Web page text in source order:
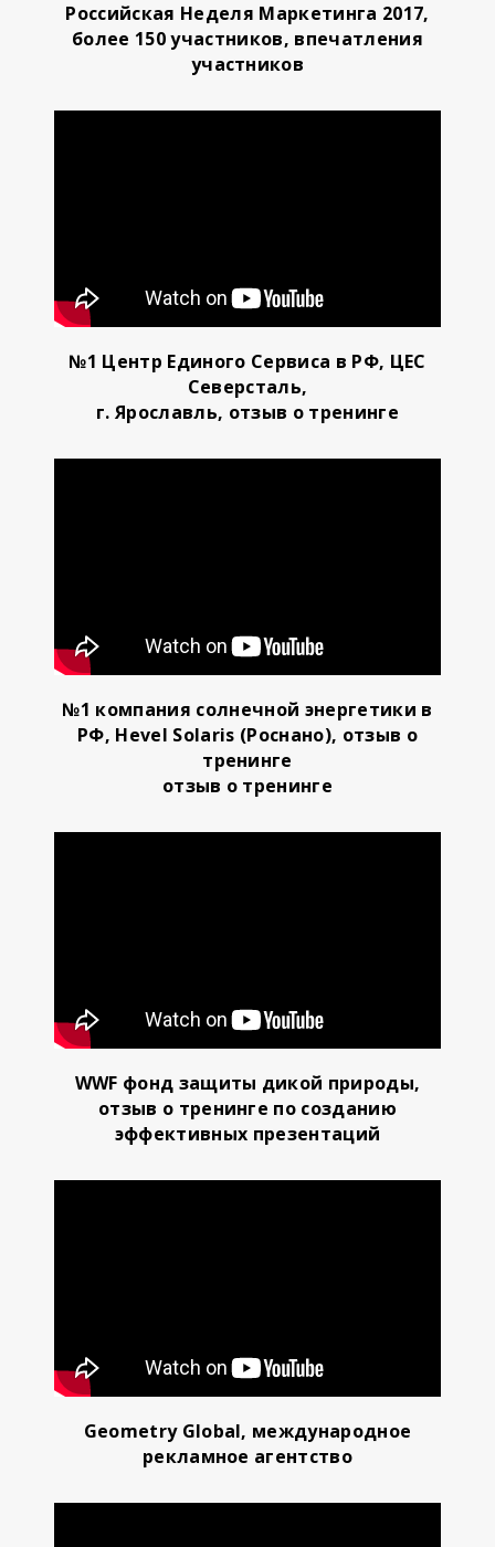
Российская Неделя Маркетинга 2017,
более 150 участников, впечатления
участников
№1 Центр Единого Сервиса в РФ, ЦЕС
Северсталь,
г. Ярославль, отзыв о тренинге
№1 компания солнечной энергетики в
РФ, Hevel Solaris (Роснано), отзыв о
тренинге
отзыв о тренинге
WWF фонд защиты дикой природы,
отзыв о тренинге по созданию
эффективных презентаций
Geometry Global, международное
рекламное агентство